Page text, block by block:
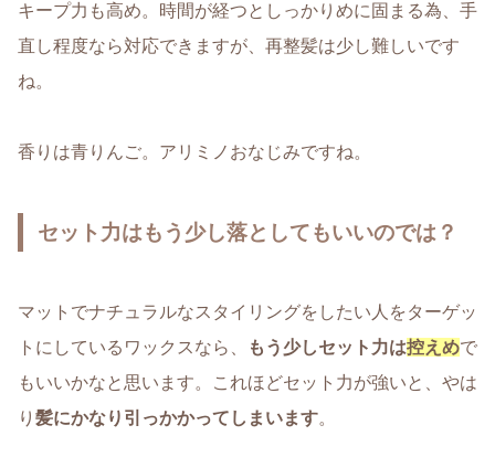
キープ力も高め。時間が経つとしっかりめに固まる為、手
直し程度なら対応できますが、再整髪は少し難しいです
ね。
香りは青りんご。アリミノおなじみですね。
セット力はもう少し落としてもいいのでは？
マットでナチュラルなスタイリングをしたい人をターゲッ
トにしているワックスなら、
もう少しセット力は控えめで
もいいかなと思います。これほどセット力が強いと、やは
り 髪にかなり引っかかってしまいます。